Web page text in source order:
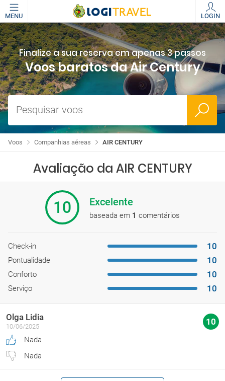
MENU LOGIN
Finalize a sua reserva em apenas 3 passos
Voos baratos da Air Century
Pesquisar voos
AIR CENTURY
Companhias aéreas
Voos
Avaliação da AIR CENTURY
10 Excelente
baseada em 1 comentários
Check-in 10
Pontualidade 10
Conforto 10
Serviço 10
Olga Lidia
10/06/2025 10
Nada
Nada